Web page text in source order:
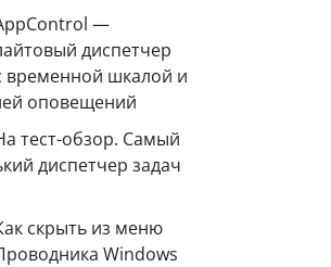
—
диспетчер
временной шкалой и
оповещений
тест-обзор. Самый
диспетчер задач
скрыть из меню
Windows